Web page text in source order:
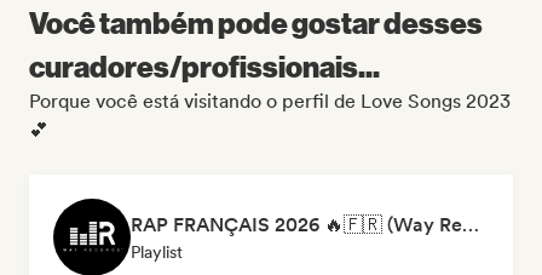
Você também pode gostar desses
curadores/profissionais...
Porque você está visitando o perfil de Love Songs 2023
💕
RAP FRANÇAIS 2026 🔥🇫🇷 (Way Records)
Playlist